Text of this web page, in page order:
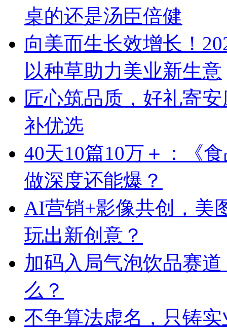
桌的还是汤臣倍健
向美而生长效增长！
以种草助力美业新生意
匠心筑品质，好礼寄
补优选
40天10篇10万＋：《
做深度还能爆？
AI营销+影像共创，美
玩出新创意？
加码入局气泡饮品赛
么？
不争算法虚名，只铸